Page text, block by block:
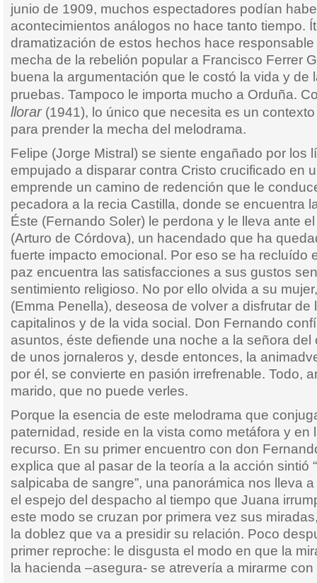
junio de 1909, muchos espectadores podían
acontecimientos análogos no hace tanto tiempo.
dramatización de estos hechos hace
mecha de la rebelión popular a Francisco Ferrer
buena la argumentación que le costó la vida y de
pruebas. Tampoco le importa mucho a Orduña.
llorar(1941), lo único que necesita es un
para prender la mecha del melodrama.
Felipe (Jorge Mistral) se siente engañado por los
empujado a disparar contra Cristo crucificado en
emprende un camino de redención que le
pecadora a la recia Castilla, donde se encuentra
Éste (Fernando Soler) le perdona y le lleva ante
(Arturo de Córdova), un hacendado que ha
fuerte impacto emocional. Por eso se ha recluído
paz encuentra las satisfacciones a sus gustos
sentimiento religioso. No por ello olvida a su
(Emma Penella), deseosa de volver a disfrutar de
capitalinos y de la vida social. Don Fernando
asuntos, éste defiende una noche a la señora del
de unos jornaleros y, desde entonces, la
por él, se convierte en pasión irrefrenable. Todo,
marido, que no puede verles.
Porque la esencia de este melodrama que
paternidad, reside en la vista como metáfora y en
recurso. En su primer encuentro con don
explica que al pasar de la teoría a la acción sintió
salpicaba de sangre”, una panorámica nos lleva
el espejo del despacho al tiempo que Juana
este modo se cruzan por primera vez sus
la doblez que va a presidir su relación. Poco
primer reproche: le disgusta el modo en que la
la hacienda –asegura- se atrevería a mirarme con